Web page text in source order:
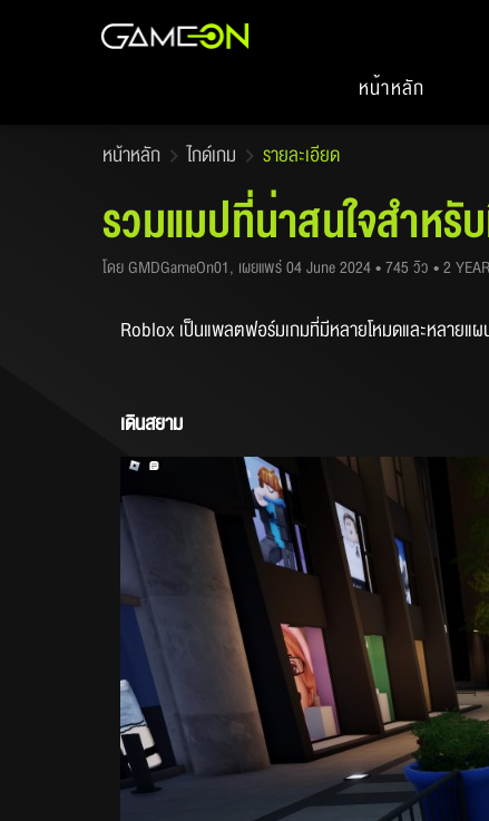
หน้าหลัก
หน้าหลัก ไกด์เกม รายละเอียด
รวมแมปที่น่าสนใจสำหรั
โดย GMDGameOn01, เผยแพร่ 04 June 2024 • 745 วิว • 2
Roblox เป็นแพลตฟอร์มเกมที่มีหลายโหมดและหลายแผ
เดินสยาม